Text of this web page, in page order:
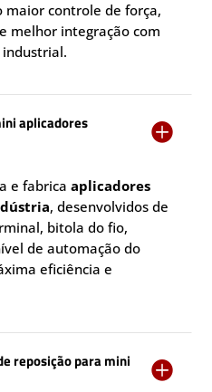
controle de força,
melhor integração com
aplicadores

e fabricaaplicadores
, desenvolvidos de
bitola do fio,
de automação do
eficiência e
reposição para mini
